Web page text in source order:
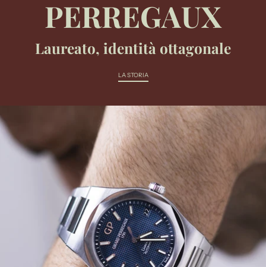
PERREGAUX
Laureato, identità ottagonale
LA STORIA